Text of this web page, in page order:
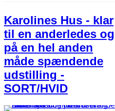
Karolines Hus - klar
til en anderledes og
på en hel anden
måde spændende
udstilling -
SORT/HVID